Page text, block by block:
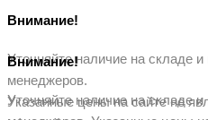
Внимание!
Уточняйте наличие на складе и
менеджеров.
Указанные цены на сайте не
Внимание!
Уточняйте наличие на складе и